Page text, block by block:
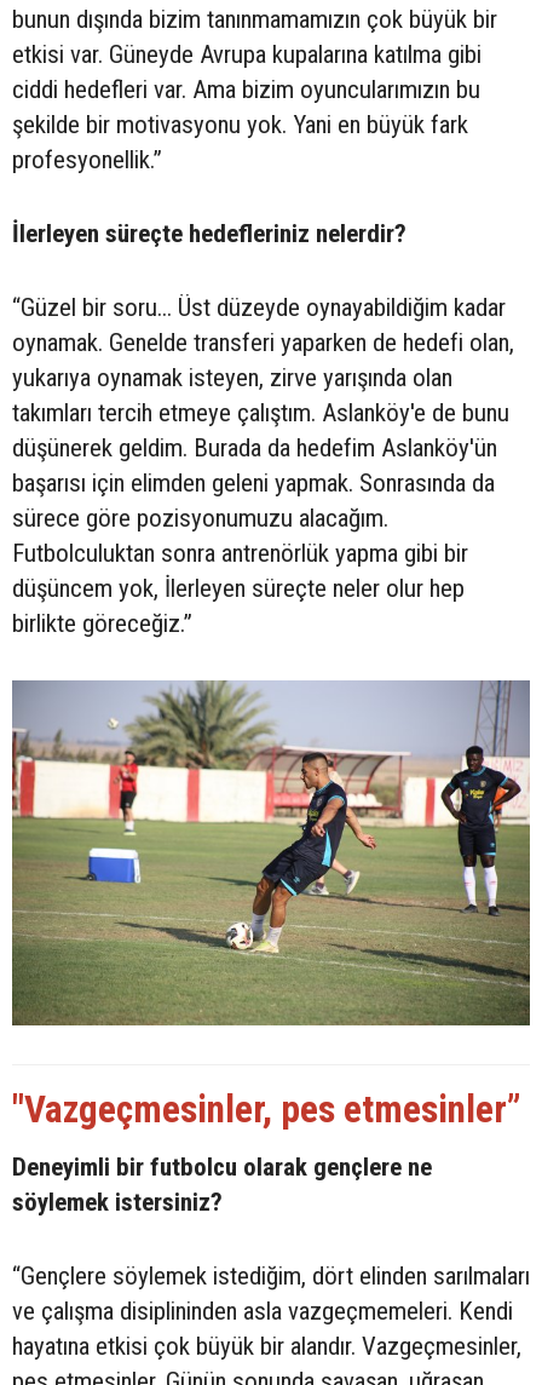
bunun dışında bizim tanınmamamızın çok büyük bir
etkisi var. Güneyde Avrupa kupalarına katılma gibi
ciddi hedefleri var. Ama bizim oyuncularımızın bu
şekilde bir motivasyonu yok. Yani en büyük fark
profesyonellik.”
İlerleyen süreçte hedefleriniz nelerdir?
“Güzel bir soru... Üst düzeyde oynayabildiğim kadar
oynamak. Genelde transferi yaparken de hedefi olan,
yukarıya oynamak isteyen, zirve yarışında olan
takımları tercih etmeye çalıştım. Aslanköy'e de bunu
düşünerek geldim. Burada da hedefim Aslanköy'ün
başarısı için elimden geleni yapmak. Sonrasında da
sürece göre pozisyonumuzu alacağım.
Futbolculuktan sonra antrenörlük yapma gibi bir
düşüncem yok, İlerleyen süreçte neler olur hep
birlikte göreceğiz.”
"Vazgeçmesinler, pes etmesinler”
Deneyimli bir futbolcu olarak gençlere ne
söylemek istersiniz?
“Gençlere söylemek istediğim, dört elinden sarılmaları
ve çalışma disiplininden asla vazgeçmemeleri. Kendi
hayatına etkisi çok büyük bir alandır. Vazgeçmesinler,